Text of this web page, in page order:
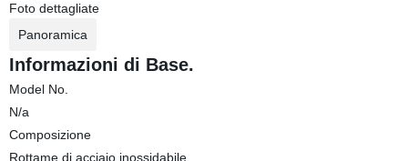
Foto dettagliate
Panoramica
Informazioni di Base.
Model No.
N/a
Composizione
Rottame di acciaio inossidabile